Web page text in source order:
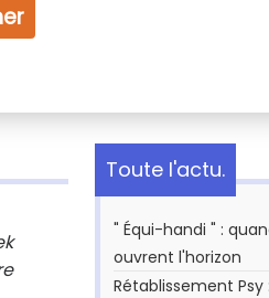
Toute l'actu.
" Équi-handi " :
ouvrent l'horizon
Rétablissement